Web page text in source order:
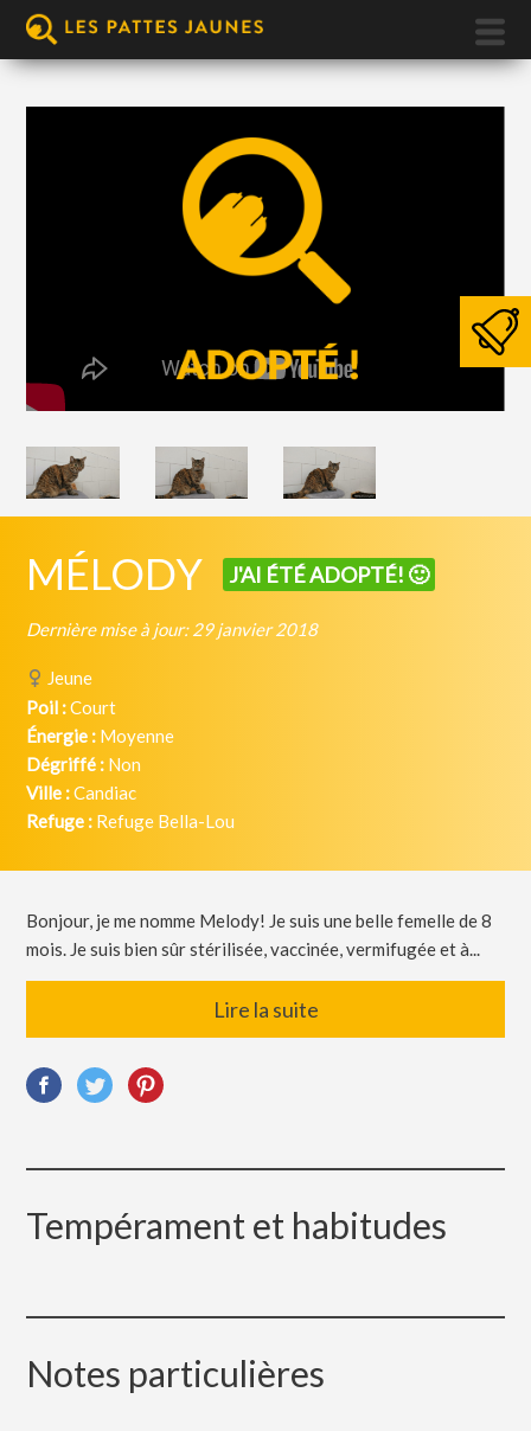
MÉLODY J'AI ÉTÉ ADOPTÉ! 🙂
Dernière mise à jour: 29 janvier 2018
Jeune
Poil :Court
Énergie : Moyenne
Dégriffé : Non
Ville :Candiac
Refuge : Refuge Bella-Lou
Bonjour, je me nomme Melody! Je suis une belle femelle de 8
mois. Je suis bien sûr stérilisée, vaccinée, vermifugée et à...
Lire la suite
Tempérament et habitudes
Notes particulières